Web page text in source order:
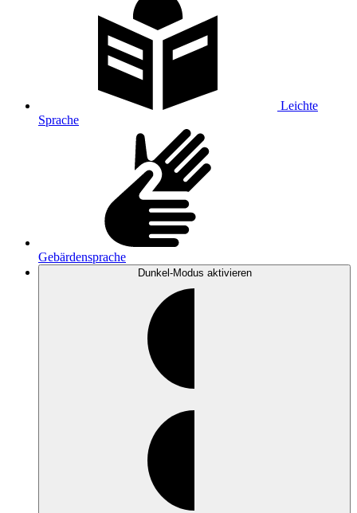
Leichte
Sprache
Gebärdensprache
Dunkel-Modus aktivieren